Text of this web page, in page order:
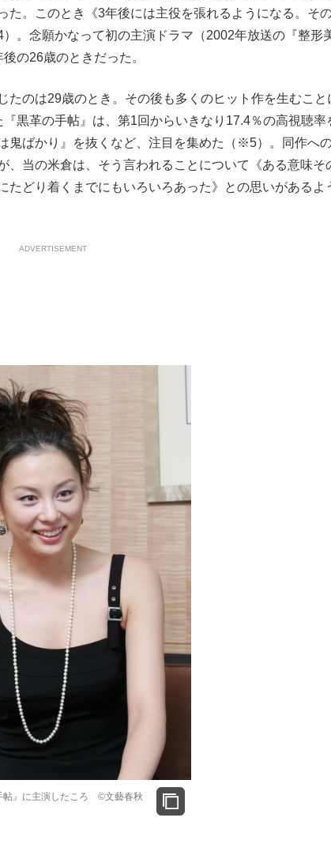
た。このとき《3年後には主役を張れるようになる。そ
。念願かなって初の主演ドラマ（2002年放送の『整形
の26歳のときだった。
のは29歳のとき。その後も多くのヒット作を生むこと
黒革の手帖』は、第1回からいきなり17.4％の高視聴率
鬼ばかり』を抜くなど、注目を集めた（※5）。同作へ
、当の米倉は、そう言われることについて《ある意味そ
どり着くまでにもいろいろあった》との思いがあるよ
ADVERTISEMENT
帖』に主演したころ ©文藝春秋